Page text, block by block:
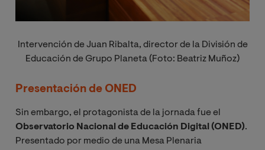
Intervención de Juan Ribalta, director de la División de
Educación de Grupo Planeta (Foto: Beatriz Muñoz)
Presentación de ONED
Sin embargo, el protagonista de la jornada fue el
Observatorio Nacional de Educación Digital (ONED).
Presentado por medio de una Mesa Plenaria